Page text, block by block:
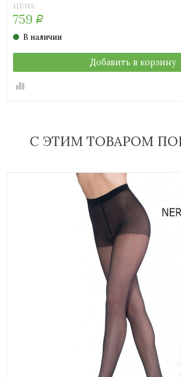
ЦЕНА:
759 Р
В наличии
Добавить в корзину
С ЭТИМ ТОВАРОМ